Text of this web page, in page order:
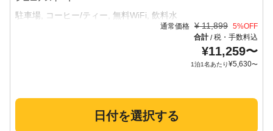
通常価格 ¥ 11,899 5%OFF
合計/税・手数料込
¥11,259〜
1泊1名あたり¥5,630〜
日付を選択する